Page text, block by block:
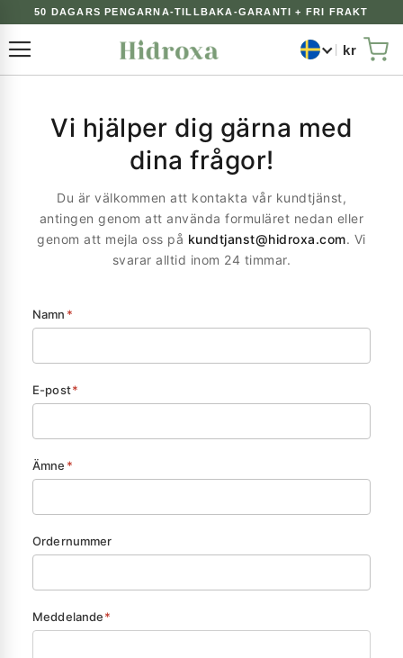
50 DAGARS PENGARNA-TILLBAKA-GARANTI + FRI FRAKT
kr
Min
Vi hjälper dig gärna med
dina frågor!
Du är välkommen att kontakta vår kundtjänst,
antingen genom att använda formuläret nedan eller
genom att mejla oss på kundtjanst@hidroxa.com. Vi
svarar alltid inom 24 timmar.
Namn *
E-post*
Ämne *
Ordernummer
Meddelande*